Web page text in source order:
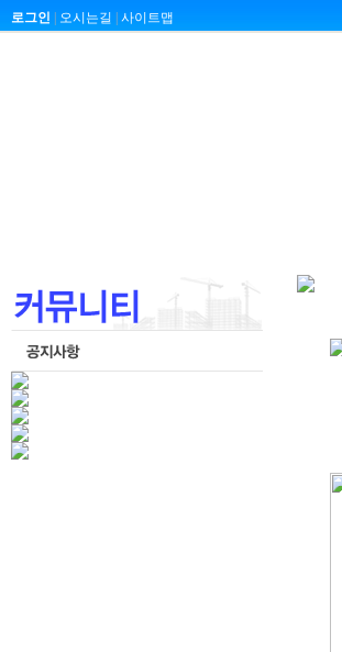
로그인 오시는길 사이트맵